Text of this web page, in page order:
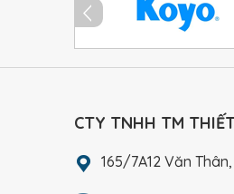
CTY TNHH TM
165/7A12 Văn Thân,